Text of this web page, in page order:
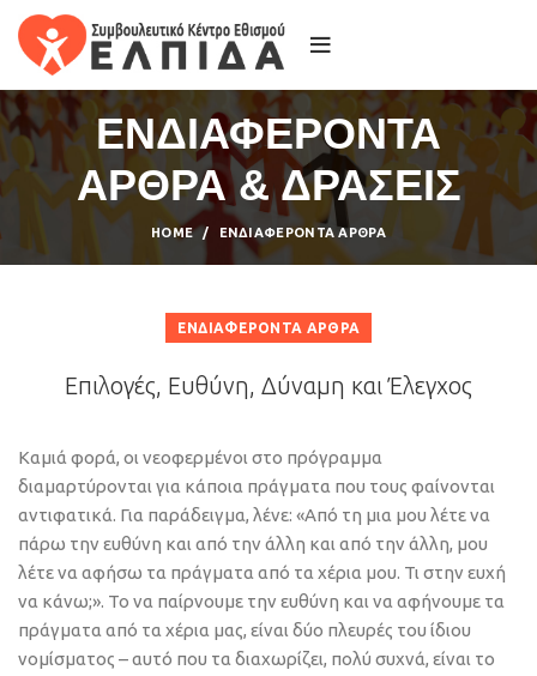
ΕΝΔΙΑΦΕΡΟΝΤΑ
ΑΡΘΡΑ & ΔΡΑΣΕΙΣ
HOME ΕΝΔΙΑΦΈΡΟΝΤΑ ΆΡΘΡΑ
ΕΝΔΙΑΦΈΡΟΝΤΑ ΆΡΘΡΑ
Επιλογές, Ευθύνη, Δύναμη και Έλεγχος
Καμιά φορά, οι νεοφερμένοι στο πρόγραμμα
διαμαρτύρονται για κάποια πράγματα που τους φαίνονται
αντιφατικά. Για παράδειγμα, λένε: «Από τη μια μου λέτε να
πάρω την ευθύνη και από την άλλη και από την άλλη, μου
λέτε να αφήσω τα πράγματα από τα χέρια μου. Τι στην ευχή
να κάνω;». Το να παίρνουμε την ευθύνη και να αφήνουμε τα
πράγματα από τα χέρια μας, είναι δύο πλευρές του ίδιου
νομίσματος – αυτό που τα διαχωρίζει, πολύ συχνά, είναι το